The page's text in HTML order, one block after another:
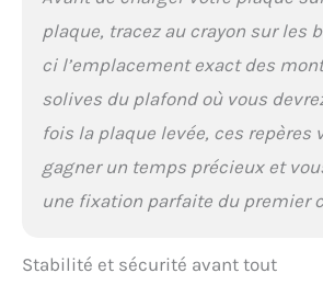
plaque, tracez au crayon sur les
ci l’emplacement exact des
solives du plafond où vous
fois la plaque levée, ces repères
gagner un temps précieux et
une fixation parfaite du premier
Stabilité et sécurité avant tout